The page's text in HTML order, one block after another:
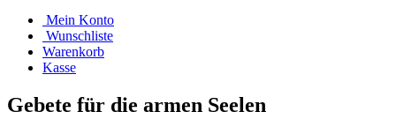
Mein Konto
Wunschliste
Warenkorb
Kasse
Gebete für die armen Seelen